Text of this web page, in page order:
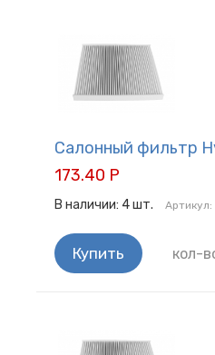
Салонный фильтр
173.40 Р
В наличии: 4шт. Артикул:
Купить кол-